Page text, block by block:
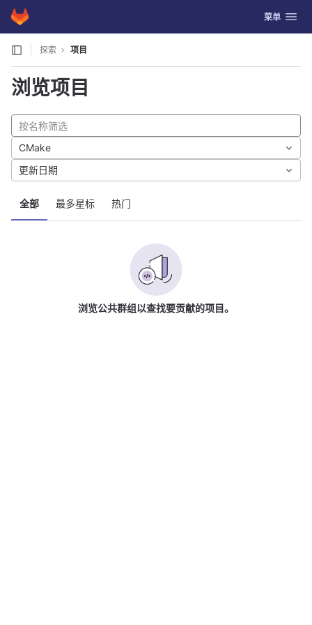
Skip to content
GitLab 切换导航
菜单
探索 项目
浏览项目
全部 最多星标 热门
CMake
更新日期
浏览公共群组以查找要贡献的项目。